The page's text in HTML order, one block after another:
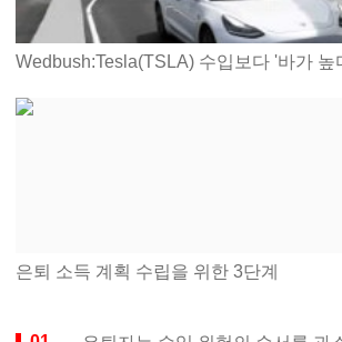
Wedbush:Tesla(TSLA) 수입보다 '바가 높
은퇴 소득 계획 수립을 위한 3단계